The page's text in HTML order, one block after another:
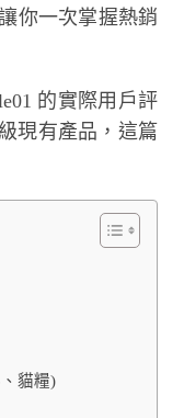
讓你一次掌握熱銷
的實際用戶評
現有產品，這篇
貓糧)